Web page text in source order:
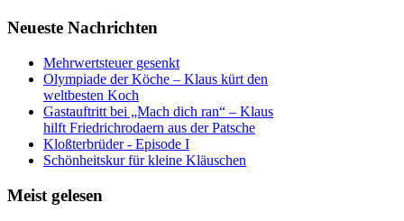
Neueste Nachrichten
Mehrwertsteuer gesenkt
Olympiade der Köche – Klaus kürt den
weltbesten Koch
Gastauftritt bei „Mach dich ran“ – Klaus
hilft Friedrichrodaern aus der Patsche
Kloßterbrüder - Episode I
Schönheitskur für kleine Kläuschen
Meist gelesen